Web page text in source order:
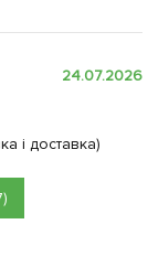
24.07.2026
і доставка)